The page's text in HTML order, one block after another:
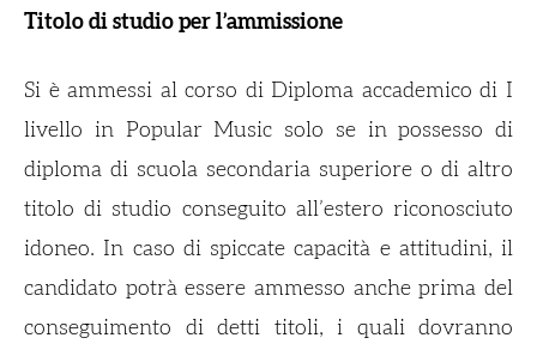
Titolo di studio per l’ammissione
Si è ammessi al corso di Diploma accademico di I
livello in Popular Music solo se in possesso di
diploma di scuola secondaria superiore o di altro
titolo di studio conseguito all’estero riconosciuto
idoneo. In caso di spiccate capacità e attitudini, il
candidato potrà essere ammesso anche prima del
conseguimento di detti titoli, i quali dovranno